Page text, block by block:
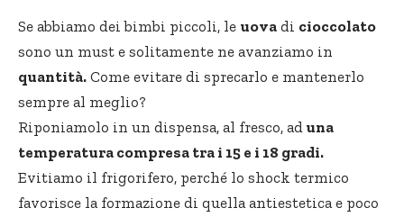
Se abbiamo dei bimbi piccoli, le uova di cioccolato
sono un must e solitamente ne avanziamo in
quantità. Come evitare di sprecarlo e mantenerlo
sempre al meglio?
Riponiamolo in un dispensa, al fresco, ad una
temperatura compresa tra i 15 e i 18 gradi.
Evitiamo il frigorifero, perché lo shock termico
favorisce la formazione di quella antiestetica e poco